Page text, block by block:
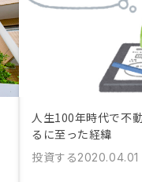
人生100年時代で不
るに至った経緯
投資する2020.04.01